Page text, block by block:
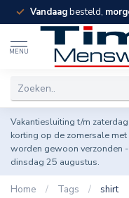
Vandaagbesteld,
MENU
Vakantiesluiting t/m
korting op de zomersale
worden gewoon verzonden
dinsdag 25 augustus.
Home / Tags / shirt